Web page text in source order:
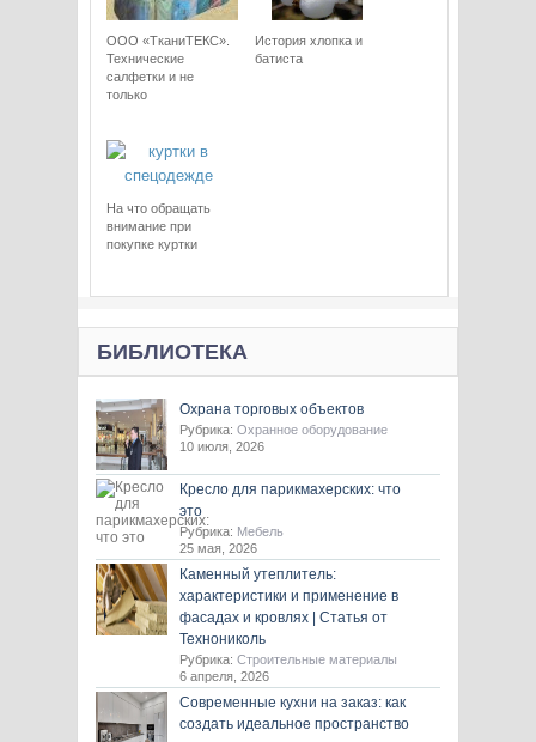
ООО «ТканиТЕКС».
Технические
салфетки и не
только
История хлопка и
батиста
На что обращать
внимание при
покупке куртки
БИБЛИОТЕКА
Охрана торговых объектов
Рубрика: Охранное оборудование
10 июля, 2026
Кресло для парикмахерских: что
это
Рубрика: Мебель
25 мая, 2026
Каменный утеплитель:
характеристики и применение в
фасадах и кровлях | Статья от
Технониколь
Рубрика: Строительные материалы
6 апреля, 2026
Современные кухни на заказ: как
создать идеальное пространство